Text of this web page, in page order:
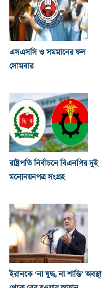
এসএসসি ও সমমানের ফল
সোমবার
রাষ্ট্রপতি নির্বাচনে বিএনপির দুই
মনোনয়নপত্র সংগ্রহ
ইরানকে ‘না যুদ্ধ, না শান্তি’ অবস্থা